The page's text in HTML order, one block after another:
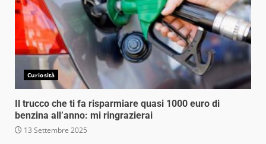
Curiosità
Il trucco che ti fa risparmiare quasi 1000 euro di
benzina all’anno: mi ringrazierai
13 Settembre 2025